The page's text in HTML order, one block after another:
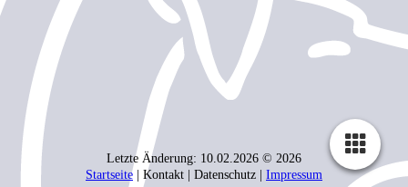
Letzte Änderung: 10.02.2026 © 2026
Startseite | Kontakt | Daten­schutz | Impressum